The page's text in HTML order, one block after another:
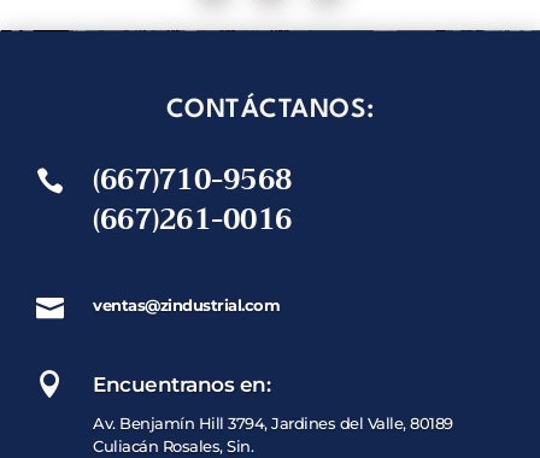
CONTÁCTANOS:

(667)710-9568
(667)261-0016
 ventas@zindustrial.com
 Encuentranos en:
Av. Benjamín Hill 3794, Jardines del Valle, 80189
Culiacán Rosales, Sin.